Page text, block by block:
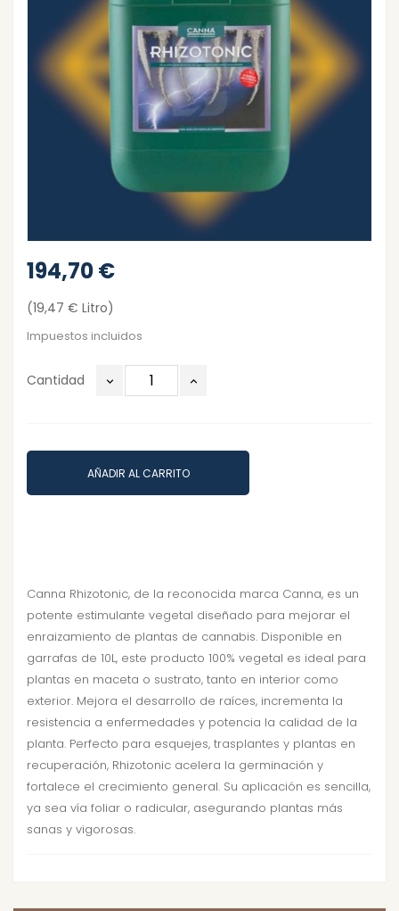
194,70 €
(19,47 € Litro)
Impuestos incluidos
Cantidad
AÑADIR AL CARRITO
Canna Rhizotonic, de la reconocida marca Canna, es un
potente estimulante vegetal diseñado para mejorar el
enraizamiento de plantas de cannabis. Disponible en
garrafas de 10L, este producto 100% vegetal es ideal para
plantas en maceta o sustrato, tanto en interior como
exterior. Mejora el desarrollo de raíces, incrementa la
resistencia a enfermedades y potencia la calidad de la
planta. Perfecto para esquejes, trasplantes y plantas en
recuperación, Rhizotonic acelera la germinación y
fortalece el crecimiento general. Su aplicación es sencilla,
ya sea vía foliar o radicular, asegurando plantas más
sanas y vigorosas.